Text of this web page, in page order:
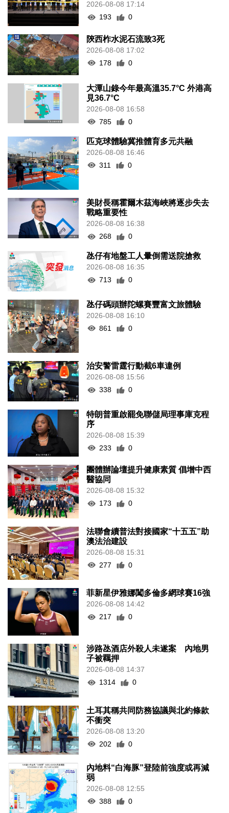
2026-08-08 17:14
193
0
陝西柞水泥石流致3死
2026-08-08 17:02
178
0
大潭山錄今年最高溫35.7°C 外港高
見36.7°C
2026-08-08 16:58
785
0
匹克球體驗冀推體育多元共融
2026-08-08 16:46
311
0
美財長稱霍爾木茲海峽將逐步失去
戰略重要性
2026-08-08 16:38
268
0
氹仔有地盤工人暈倒需送院搶救
2026-08-08 16:35
713
0
氹仔碼頭辦陀螺賽豐富文旅體驗
2026-08-08 16:10
861
0
治安警雷霆行動截6車違例
2026-08-08 15:56
338
0
特朗普重啟罷免聯儲局理事庫克程
序
2026-08-08 15:39
233
0
團體辦論壇提升健康素質 倡增中西
醫協同
2026-08-08 15:32
173
0
法聯會續普法對接國家“十五五”助
澳法治建設
2026-08-08 15:31
277
0
菲新星伊雅娜闖多倫多網球賽16強
2026-08-08 14:42
217
0
涉路氹酒店外殺人未遂案 內地男
子被羈押
2026-08-08 14:37
1314
0
土耳其稱共同防務協議與北約條款
不衝突
2026-08-08 13:20
202
0
內地料“白海豚”登陸前強度或再減
弱
2026-08-08 12:55
388
0